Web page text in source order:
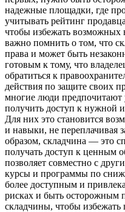
надежные площадки, где
учитывать рейтинг
чтобы избежать возможных
важно помнить о том, что
права и может быть
готовым к тому, что
обратиться к
действия по защите своих
многие люди предпочитают
получить доступ к нужной
Для них это становится
и навыки, не переплачивая
образом, складчина — это
получать доступ к ценным
позволяет совместно с
курсы и программы по
более доступным и
рисках и быть осторожным
складчины, чтобы